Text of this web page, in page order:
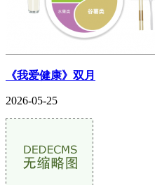
《我爱健康》双月
2026-05-25